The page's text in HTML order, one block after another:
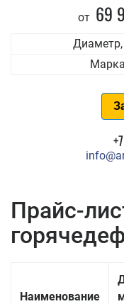
от 69
Прайс-
Наименование